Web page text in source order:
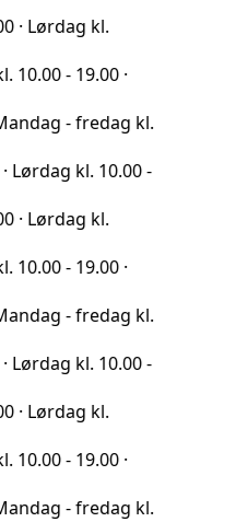
kl.
·
kl.
10.00 -
kl.
·
kl.
10.00 -
kl.
·
kl.